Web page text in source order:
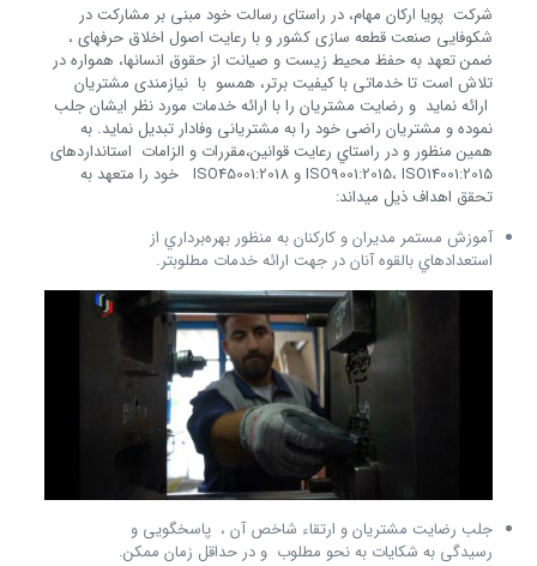
شرکت پویا ارکان مهام، در راستای رسالت خود مبنی بر مشارکت در
شکوفایی صنعت قطعه سازی کشور و با رعایت اصول اخلاق حرفه­ای ،
ضمن تعهد به حفظ محیط زیست و صیانت از حقوق انسان­ها، همواره در
تلاش است تا خدماتی با کیفیت برتر، همسو با نیازمندی مشتریان
ارائه نماید و رضايت مشتريان را با ارائه خدمات مورد نظر ايشان جلب
نموده و مشتریان راضی خود را به مشتریانی وفادار تبدیل نماید. به
همين منظور و در راستاي رعايت قوانين،­مقررات ­و الزامات­ استانداردهای
­ISO9001:2015، ISO14001:2015 و ISO45001:2018 خود را متعهد به
تحقق اهداف ذیل مي­داند:
آموزش مستمر مدیران و كاركنان به منظور بهره‌برداري از
استعدادهاي بالقوه آنان در جهت ارائه خدمات مطلوب­تر.
جلب رضایت مشتریان و ارتقاء شاخص آن ، پاسخگویی و
رسیدگی به شکایات به نحو مطلوب و در حداقل زمان ممكن.